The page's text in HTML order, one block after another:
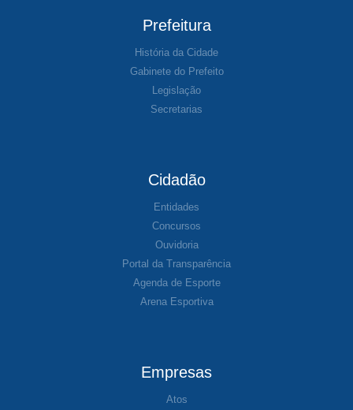
Prefeitura
História da Cidade
Gabinete do Prefeito
Legislação
Secretarias
Cidadão
Entidades
Concursos
Ouvidoria
Portal da Transparência
Agenda de Esporte
Arena Esportiva
Empresas
Atos